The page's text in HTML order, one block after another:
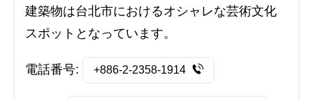
建築物は台北市におけるオシャレな芸術文化
スポットとなっています。
電話番号: +886-2-2358-1914